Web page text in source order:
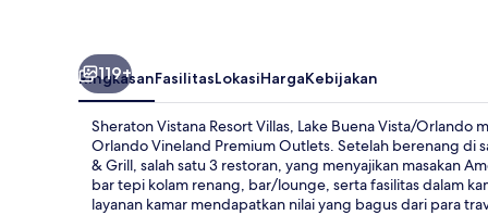
119+
RingkasanFasilitasLokasiHargaKebijakan
Sheraton Vistana Resort Villas, Lake Buena Vista/
Orlando Vineland Premium Outlets. Setelah berenang di
& Grill, salah satu 3 restoran, yang menyajikan masakan
bar tepi kolam renang, bar/lounge, serta fasilitas dalam
layanan kamar mendapatkan nilai yang bagus dari para